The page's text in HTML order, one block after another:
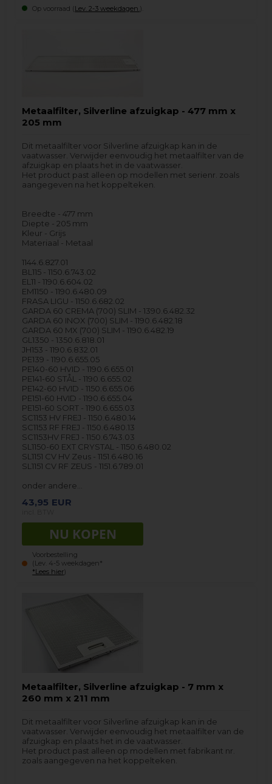
Op voorraad (Lev. 2-3 weekdagen. ).
Metaalfilter, Silverline afzuigkap - 477 mm x
205 mm
Dit metaalfilter voor Silverline afzuigkap kan in de
vaatwasser. Verwijder eenvoudig het metaalfilter van de
afzuigkap en plaats het in de vaatwasser.
Het product past alleen op modellen met serienr. zoals
aangegeven na het koppelteken.
Breedte - 477 mm
Diepte - 205 mm
Kleur - Grijs
Materiaal - Metaal
1144.6.827.01
BL115 - 1150.6.743.02
EL11 - 1190.6.604.02
EM1150 - 1190.6.480.09
FRASA LIGU - 1150.6.682.02
GARDA 60 CREMA (700) SLIM - 1390.6.482.32
GARDA 60 INOX (700) SLIM - 1190.6.482.18
GARDA 60 MX (700) SLIM - 1190.6.482.19
GL1350 - 1350.6.818.01
JH153 - 1190.6.832.01
PE139 - 1190.6.655.05
PE140-60 HVID - 1190.6.655.01
PE141-60 STÅL - 1190.6.655.02
PE142-60 HVID - 1150.6.655.06
PE151-60 HVID - 1190.6.655.04
PE151-60 SORT - 1190.6.655.03
SC1153 HV FREJ - 1150.6.480.14
SC1153 RF FREJ - 1150.6.480.13
SC1153HV FREJ - 1150.6.743.03
SL1150-60 EXT CRYSTAL - 1150.6.480.02
SL1151 CV HV Zeus - 1151.6.480.16
SL1151 CV RF ZEUS - 1151.6.789.01
onder andere…
43,95 EUR
Voorbestelling
(Lev. 4-5 weekdagen*
*Lees hier)
Metaalfilter, Silverline afzuigkap - 7 mm x
260 mm x 211 mm
Dit metaalfilter voor Silverline afzuigkap kan in de
vaatwasser. Verwijder eenvoudig het metaalfilter van de
afzuigkap en plaats het in de vaatwasser.
Het product past alleen op modellen met fabrikant nr.
zoals aangegeven na het koppelteken.